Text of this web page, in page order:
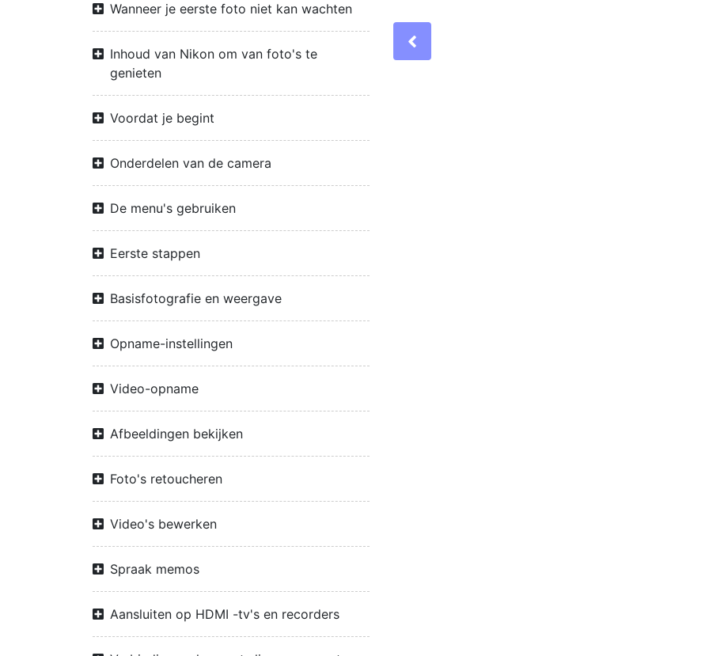
Wanneer je eerste foto niet kan wachten
Inhoud van Nikon om van foto's te
genieten
Voordat je begint
Onderdelen van de camera
De menu's gebruiken
Eerste stappen
Basisfotografie en weergave
Opname-instellingen
Video-opname
Afbeeldingen bekijken
Foto's retoucheren
Video's bewerken
Spraak memos
Aansluiten op HDMI -tv's en recorders